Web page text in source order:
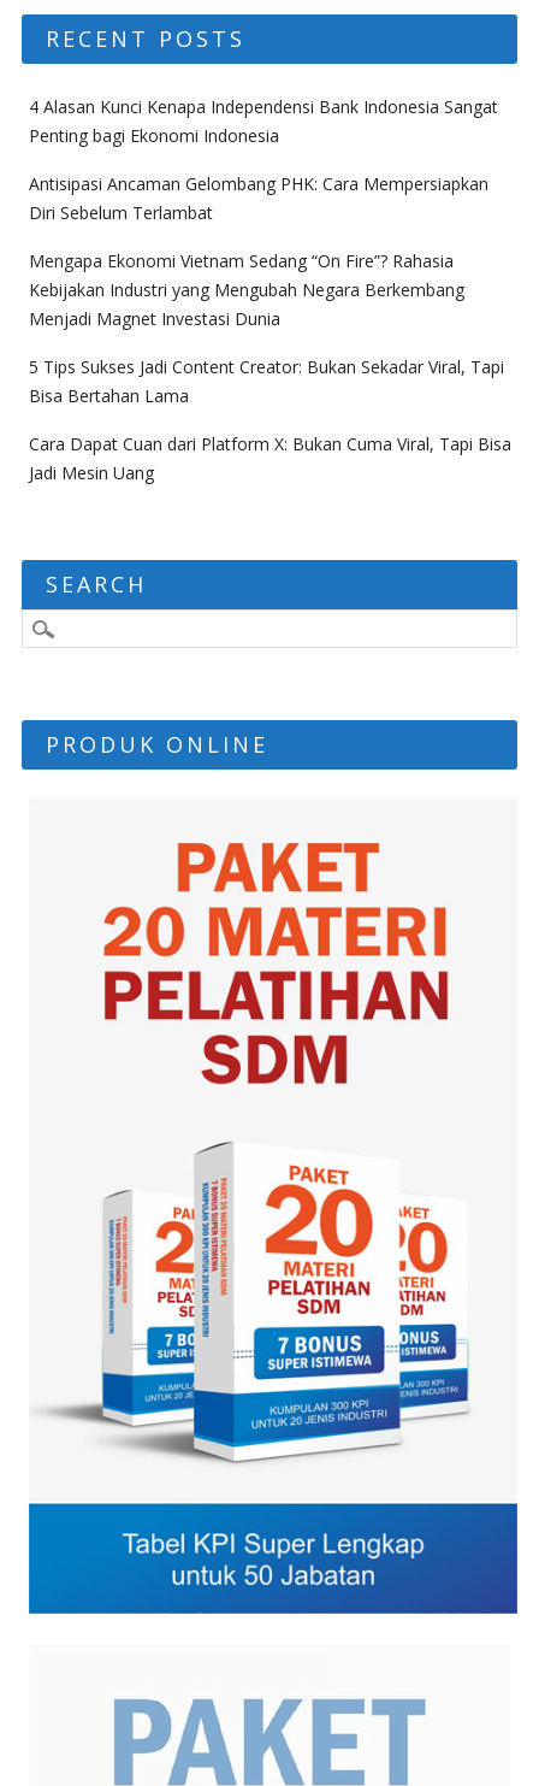
RECENT POSTS
4 Alasan Kunci Kenapa Independensi Bank Indonesia Sangat
Penting bagi Ekonomi Indonesia
Antisipasi Ancaman Gelombang PHK: Cara Mempersiapkan
Diri Sebelum Terlambat
Mengapa Ekonomi Vietnam Sedang “On Fire”? Rahasia
Kebijakan Industri yang Mengubah Negara Berkembang
Menjadi Magnet Investasi Dunia
5 Tips Sukses Jadi Content Creator: Bukan Sekadar Viral, Tapi
Bisa Bertahan Lama
Cara Dapat Cuan dari Platform X: Bukan Cuma Viral, Tapi Bisa
Jadi Mesin Uang
SEARCH
PRODUK ONLINE